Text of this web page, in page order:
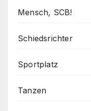
Mensch, SCB!
Schiedsrichter
Sportplatz
Tanzen